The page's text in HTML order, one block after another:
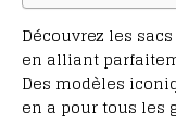
Découvrez les
en alliant
Des modèles
en a pour tous les